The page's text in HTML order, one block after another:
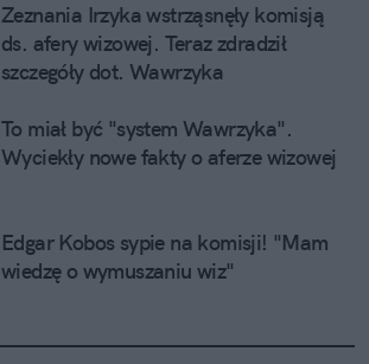
Zeznania Irzyka wstrząsnęły komisją
ds. afery wizowej. Teraz zdradził
szczegóły dot. Wawrzyka
To miał być "system Wawrzyka".
Wyciekły nowe fakty o aferze wizowej
Edgar Kobos sypie na komisji! "Mam
wiedzę o wymuszaniu wiz"